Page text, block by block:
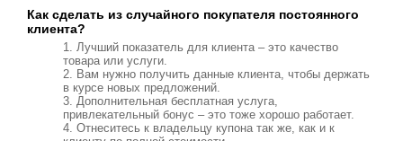
Как сделать из случайного покупателя постоянного
клиента?
Лучший показатель для клиента – это качество
товара или услуги.
Вам нужно получить данные клиента, чтобы держать
в курсе новых предложений.
Дополнительная бесплатная услуга,
привлекательный бонус – это тоже хорошо работает.
Отнеситесь к владельцу купона так же, как и к